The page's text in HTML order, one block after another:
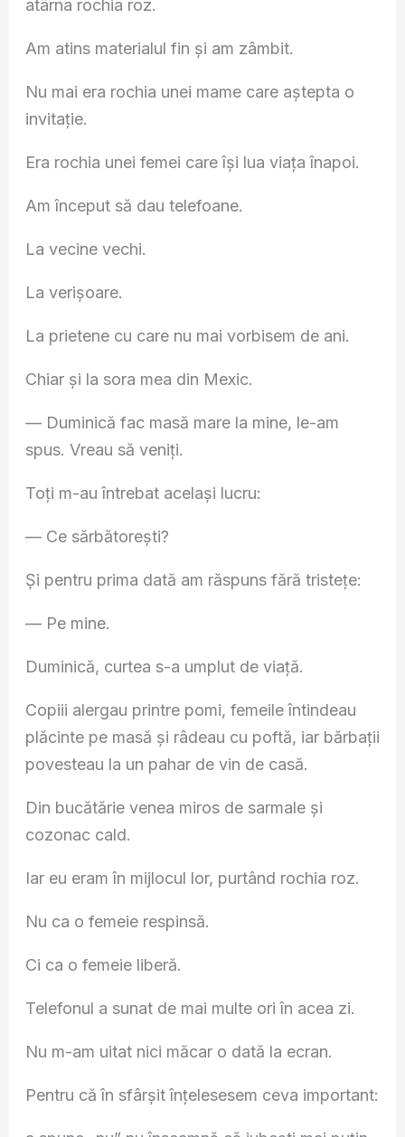
atârna rochia roz.
Am atins materialul fin și am zâmbit.
Nu mai era rochia unei mame care aștepta o
invitație.
Era rochia unei femei care își lua viața înapoi.
Am început să dau telefoane.
La vecine vechi.
La verișoare.
La prietene cu care nu mai vorbisem de ani.
Chiar și la sora mea din Mexic.
— Duminică fac masă mare la mine, le-am
spus. Vreau să veniți.
Toți m-au întrebat același lucru:
— Ce sărbătorești?
Și pentru prima dată am răspuns fără tristețe:
— Pe mine.
Duminică, curtea s-a umplut de viață.
Copiii alergau printre pomi, femeile întindeau
plăcinte pe masă și râdeau cu poftă, iar bărbații
povesteau la un pahar de vin de casă.
Din bucătărie venea miros de sarmale și
cozonac cald.
Iar eu eram în mijlocul lor, purtând rochia roz.
Nu ca o femeie respinsă.
Ci ca o femeie liberă.
Telefonul a sunat de mai multe ori în acea zi.
Nu m-am uitat nici măcar o dată la ecran.
Pentru că în sfârșit înțelesesem ceva important: